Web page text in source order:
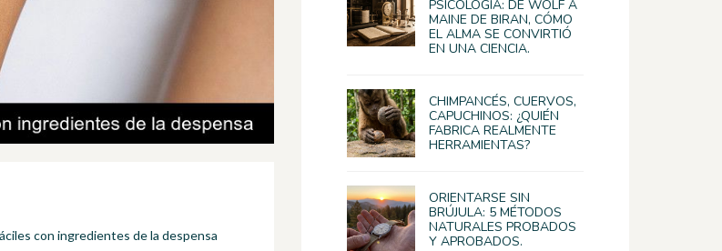
con ingredientes de la despensa
PSICOLOGÍA: DE WOLF A
MAINE DE BIRAN, CÓMO
EL ALMA SE CONVIRTIÓ
EN UNA CIENCIA.
CHIMPANCÉS, CUERVOS,
CAPUCHINOS: ¿QUIÉN
FABRICA REALMENTE
HERRAMIENTAS?
ORIENTARSE SIN
BRÚJULA: 5 MÉTODOS
NATURALES PROBADOS
Y APROBADOS.